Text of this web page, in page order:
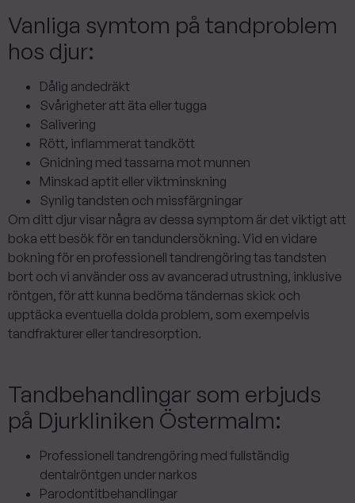
Vanliga symtom på tandproblem
hos djur:
Dålig andedräkt
Svårigheter att äta eller tugga
Salivering
Rött, inflammerat tandkött
Gnidning med tassarna mot munnen
Minskad aptit eller viktminskning
Synlig tandsten och missfärgningar
Om ditt djur visar några av dessa symptom är det viktigt att
boka ett besök för en tandundersökning. Vid en vidare
bokning för en professionell tandrengöring tas tandsten
bort och vi använder oss av avancerad utrustning, inklusive
röntgen, för att kunna bedöma tändernas skick och
upptäcka eventuella dolda problem, som exempelvis
tandfrakturer eller tandresorption.
Tandbehandlingar som erbjuds
på Djurkliniken Östermalm:
Professionell tandrengöring med fullständig
dentalröntgen under narkos
Parodontitbehandlingar